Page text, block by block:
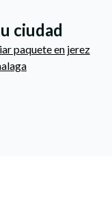
ciudad
paquete en jerez